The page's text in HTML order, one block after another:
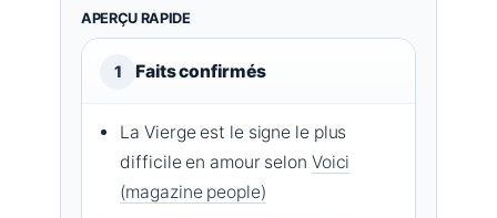
APERÇU RAPIDE
1 Faits confirmés
La Vierge est le signe le plus
difficile en amour selon Voici
(magazine people)